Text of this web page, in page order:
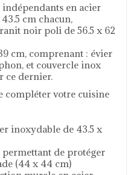
indépendants en acier
cm chacun,
noir poli de 56.5 x 62
cm, comprenant : évier
et couvercle inox
ce dernier.
compléter votre cuisine
inoxydable de 43.5 x
de protéger
(44 x 44 cm)